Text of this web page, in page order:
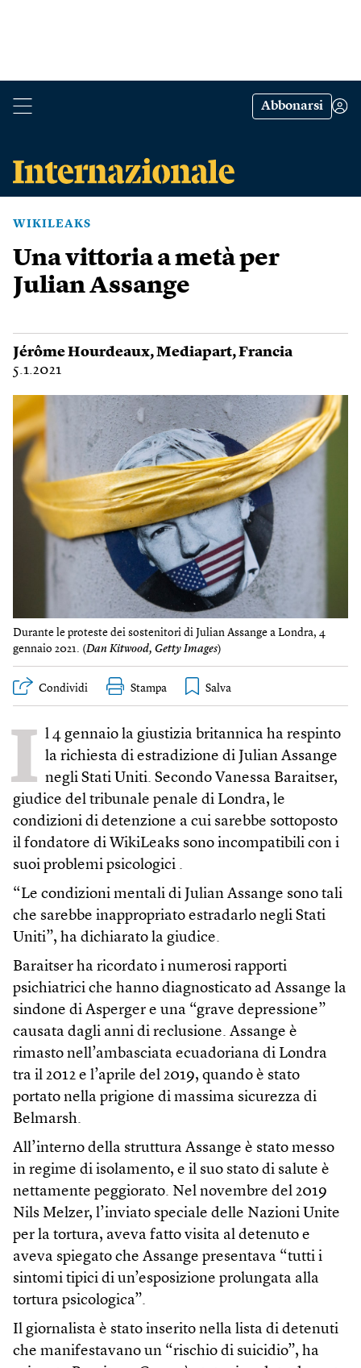
Abbonarsi
WIKILEAKS
Una vittoria a metà per
Julian Assange
Jérôme Hourdeaux,Mediapart,Francia
5.1.2021
Durante le proteste dei sostenitori di Julian Assange a Londra, 4
gennaio 2021. (Dan Kitwood, Getty Images)
Condividi Stampa
I l 4 gennaio la giustizia britannica ha respinto
la richiesta di estradizione di Julian Assange
negli Stati Uniti. Secondo Vanessa Baraitser,
giudice del tribunale penale di Londra, le
condizioni di detenzione a cui sarebbe sottoposto
il fondatore di WikiLeaks sono incompatibili con i
suoi problemi psicologici .
“Le condizioni mentali di Julian Assange sono tali
che sarebbe inappropriato estradarlo negli Stati
Uniti”, ha dichiarato la giudice.
Baraitser ha ricordato i numerosi rapporti
psichiatrici che hanno diagnosticato ad Assange la
sindone di Asperger e una “grave depressione”
causata dagli anni di reclusione. Assange è
rimasto nell’ambasciata ecuadoriana di Londra
tra il 2012 e l’aprile del 2019, quando è stato
portato nella prigione di massima sicurezza di
Belmarsh.
All’interno della struttura Assange è stato messo
in regime di isolamento, e il suo stato di salute è
nettamente peggiorato. Nel novembre del 2019
Nils Melzer, l’inviato speciale delle Nazioni Unite
per la tortura, aveva fatto visita al detenuto e
aveva spiegato che Assange presentava “tutti i
sintomi tipici di un’esposizione prolungata alla
tortura psicologica”.
Il giornalista è stato inserito nella lista di detenuti
che manifestavano un “rischio di suicidio”, ha